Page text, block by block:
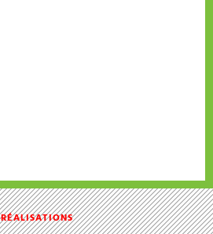
RÉALISATIONS